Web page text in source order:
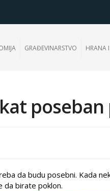
GRAĐEVINARSTVO HRANA
da budu posebni. Kada
da birate poklon.